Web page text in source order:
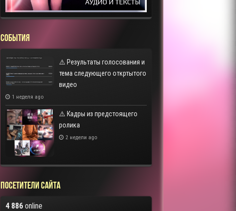
СОБЫТИЯ
⚠️ Результаты голосования и
тема следующего откртытого
видео
1 неделя ago
⚠️ Кадры из предстоящего
ролика
2 недели ago
Посетители сайта
4 886online